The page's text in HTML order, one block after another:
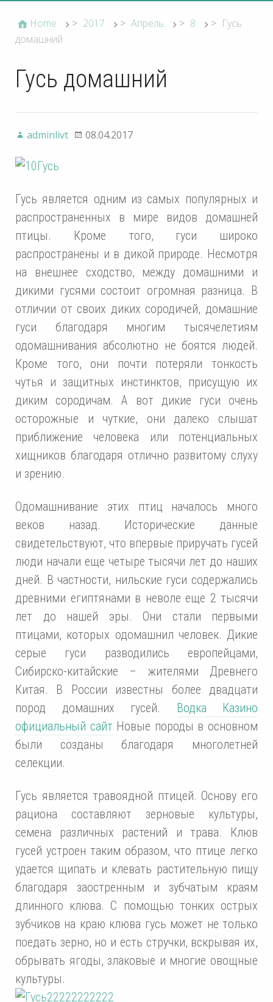
Home > 2017 > Апрель > 8 > Гусь
домашний
Гусь домашний
adminlivt 08.04.2017
Гусь является одним из самых популярных и
распространенных в мире видов домашней
птицы. Кроме того, гуси широко
распространены и в дикой природе. Несмотря
на внешнее сходство, между домашними и
дикими гусями состоит огромная разница. В
отличии от своих диких сородичей, домашние
гуси благодаря многим тысячелетиям
одомашнивания абсолютно не боятся людей.
Кроме того, они почти потеряли тонкость
чутья и защитных инстинктов, присущую их
диким сородичам. А вот дикие гуси очень
осторожные и чуткие, они далеко слышат
приближение человека или потенциальных
хищников благодаря отлично развитому слуху
и зрению.
Одомашнивание этих птиц началось много
веков назад. Исторические данные
свидетельствуют, что впервые приручать гусей
люди начали еще четыре тысячи лет до наших
дней. В частности, нильские гуси содержались
древними египтянами в неволе еще 2 тысячи
лет до нашей эры. Они стали первыми
птицами, которых одомашнил человек. Дикие
серые гуси разводились европейцами,
Сибирско-китайские – жителями Древнего
Китая. В России известны более двадцати
пород домашних гусей. Водка Казино
официальный сайтНовые породы в основном
были созданы благодаря многолетней
селекции.
Гусь является травоядной птицей. Основу его
рациона составляют зерновые культуры,
семена различных растений и трава. Клюв
гусей устроен таким образом, что птице легко
удается щипать и клевать растительную пищу
благодаря заостренным и зубчатым краям
длинного клюва. С помощью тонких острых
зубчиков на краю клюва гусь может не только
поедать зерно, но и есть стручки, вскрывая их,
обрывать ягоды, злаковые и многие овощные
культуры.